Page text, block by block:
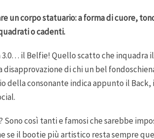
un corpo statuario: a forma di cuore,
o cadenti.
3.0… il Belfie! Quello scatto che
di chi un bel
della consonante indica appunto il
così tanti e famosi che sarebbe
se il bootie più artistico resta sempre